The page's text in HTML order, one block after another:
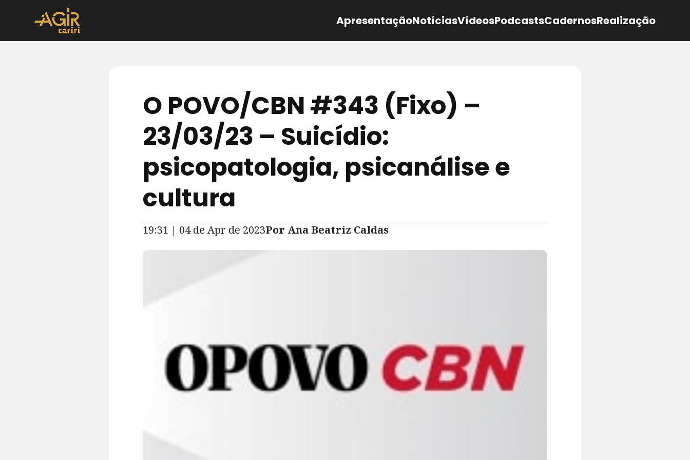
ApresentaçãoNotíciasVídeosPodcastsCadernosRealização
O POVO/CBN #343 (Fixo) –
23/03/23 – Suicídio:
psicopatologia, psicanálise e
cultura
19:31 | 04 de Apr de 2023Por Ana Beatriz Caldas